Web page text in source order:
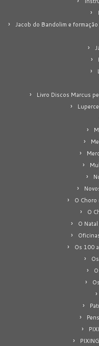
Jacob do Bandolim e
Livro Discos Marcus
O Choro
O
O
Os 100